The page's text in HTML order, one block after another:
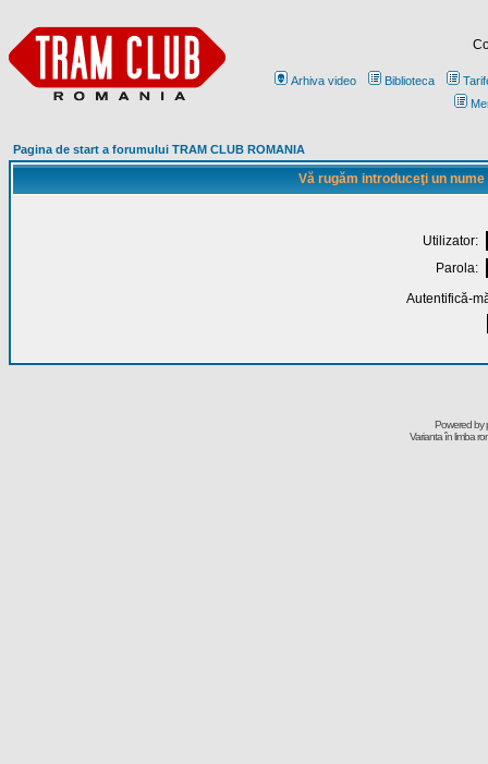
Arhiva video Biblioteca
Pagina de start a forumului TRAM CLUB ROMANIA
Vă rugăm introduceţi un
Utilizator:
Parola:
Autentifică-
Powered by
Varianta în limba